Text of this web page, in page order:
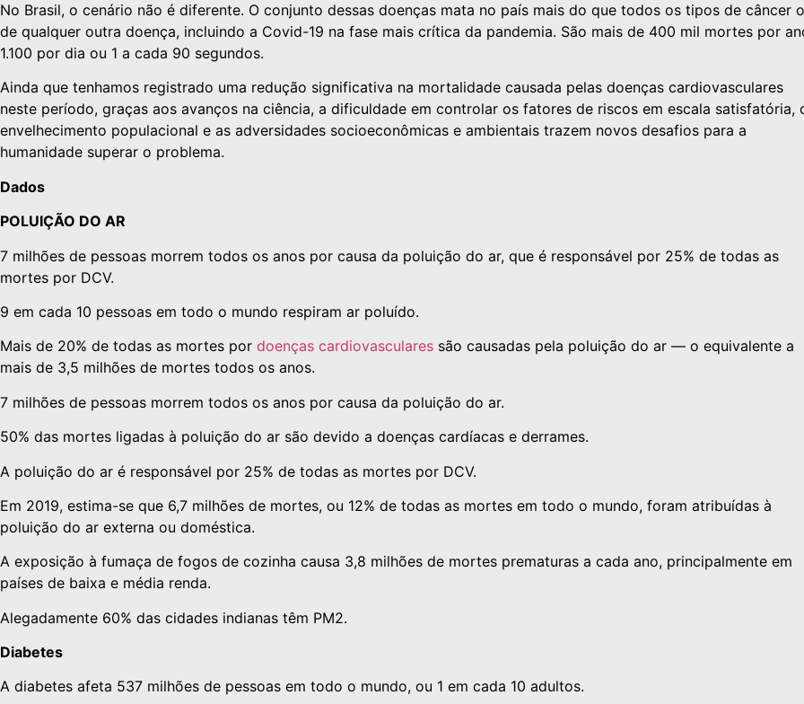
No Brasil, o cenário não é diferente. O conjunto dessas doenças mata no país mais do que todos os tipos de câncer
de qualquer outra doença, incluindo a Covid-19 na fase mais crítica da pandemia. São mais de 400 mil mortes por
1.100 por dia ou 1 a cada 90 segundos.
Ainda que tenhamos registrado uma redução significativa na mortalidade causada pelas doenças cardiovasculares
neste período, graças aos avanços na ciência, a dificuldade em controlar os fatores de riscos em escala satisfatória,
envelhecimento populacional e as adversidades socioeconômicas e ambientais trazem novos desafios para a
humanidade superar o problema.
Dados
POLUIÇÃO DO AR
7 milhões de pessoas morrem todos os anos por causa da poluição do ar, que é responsável por 25% de todas as
mortes por DCV.
9 em cada 10 pessoas em todo o mundo respiram ar poluído.
Mais de 20% de todas as mortes por doenças cardiovasculares são causadas pela poluição do ar — o equivalente a
mais de 3,5 milhões de mortes todos os anos.
7 milhões de pessoas morrem todos os anos por causa da poluição do ar.
50% das mortes ligadas à poluição do ar são devido a doenças cardíacas e derrames.
A poluição do ar é responsável por 25% de todas as mortes por DCV.
Em 2019, estima-se que 6,7 milhões de mortes, ou 12% de todas as mortes em todo o mundo, foram atribuídas à
poluição do ar externa ou doméstica.
A exposição à fumaça de fogos de cozinha causa 3,8 milhões de mortes prematuras a cada ano, principalmente em
países de baixa e média renda.
Alegadamente 60% das cidades indianas têm PM2.
Diabetes
A diabetes afeta 537 milhões de pessoas em todo o mundo, ou 1 em cada 10 adultos.